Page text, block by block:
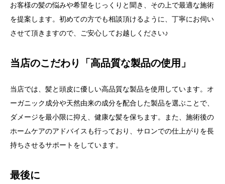
お客様の髪の悩みや希望をじっくりと聞き、その上で最適な施術
を提案します。初めての方でも相談頂けるように、丁寧にお伺い
させて頂きますので、ご安心してお越しください♪
当店のこだわり「高品質な製品の使用」
当店では、髪と頭皮に優しい高品質な製品を使用しています。オ
ーガニック成分や天然由来の成分を配合した製品を選ぶことで、
ダメージを最小限に抑え、健康な髪を保ちます。また、施術後の
ホームケアのアドバイスも行っており、サロンでの仕上がりを長
持ちさせるサポートをしています。
最後に